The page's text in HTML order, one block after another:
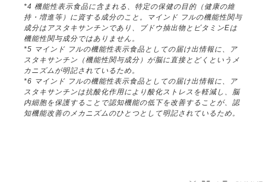
*4 機能性表示食品に含まれる、特定の保健の目的（健康の維
持・増進等）に資する成分のこと。マインド フルの機能性関与
成分はアスタキサンチンであり、ブドウ抽出物とビタミンEは
機能性関与成分ではありません。
*5 マインド フルの機能性表示食品としての届け出情報に、ア
スタキサンチン（機能性関与成分）が脳に直接とどくというメ
カニズムが明記されているため。
*6 マインド フルの機能性表示食品としての届け出情報に、ア
スタキサンチンは抗酸化作用により酸化ストレスを軽減し、脳
内細胞を保護することで認知機能の低下を改善することが、認
知機能改善のメカニズムのひとつとして明記されているため。